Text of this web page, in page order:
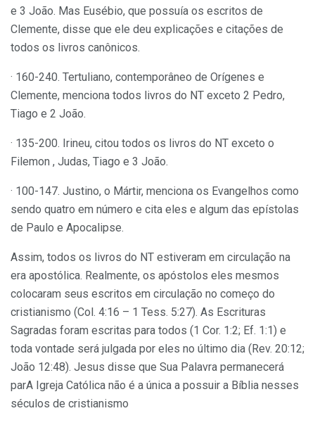
e 3 João. Mas Eusébio, que possuía os escritos de
Clemente, disse que ele deu explicações e citações de
todos os livros canônicos.
· 160-240. Tertuliano, contemporâneo de Orígenes e
Clemente, menciona todos livros do NT exceto 2 Pedro,
Tiago e 2 João.
· 135-200. Irineu, citou todos os livros do NT exceto o
Filemon , Judas, Tiago e 3 João.
· 100-147. Justino, o Mártir, menciona os Evangelhos como
sendo quatro em número e cita eles e algum das epístolas
de Paulo e Apocalipse.
Assim, todos os livros do NT estiveram em circulação na
era apostólica. Realmente, os apóstolos eles mesmos
colocaram seus escritos em circulação no começo do
cristianismo (Col. 4:16 – 1 Tess. 5:27). As Escrituras
Sagradas foram escritas para todos (1 Cor. 1:2; Ef. 1:1) e
toda vontade será julgada por eles no último dia (Rev. 20:12;
João 12:48). Jesus disse que Sua Palavra permanecerá
parA Igreja Católica não é a única a possuir a Bíblia nesses
séculos de cristianismo